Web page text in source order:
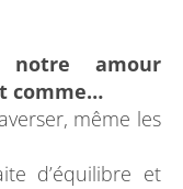
amour
comme…
même les
d’équilibre et